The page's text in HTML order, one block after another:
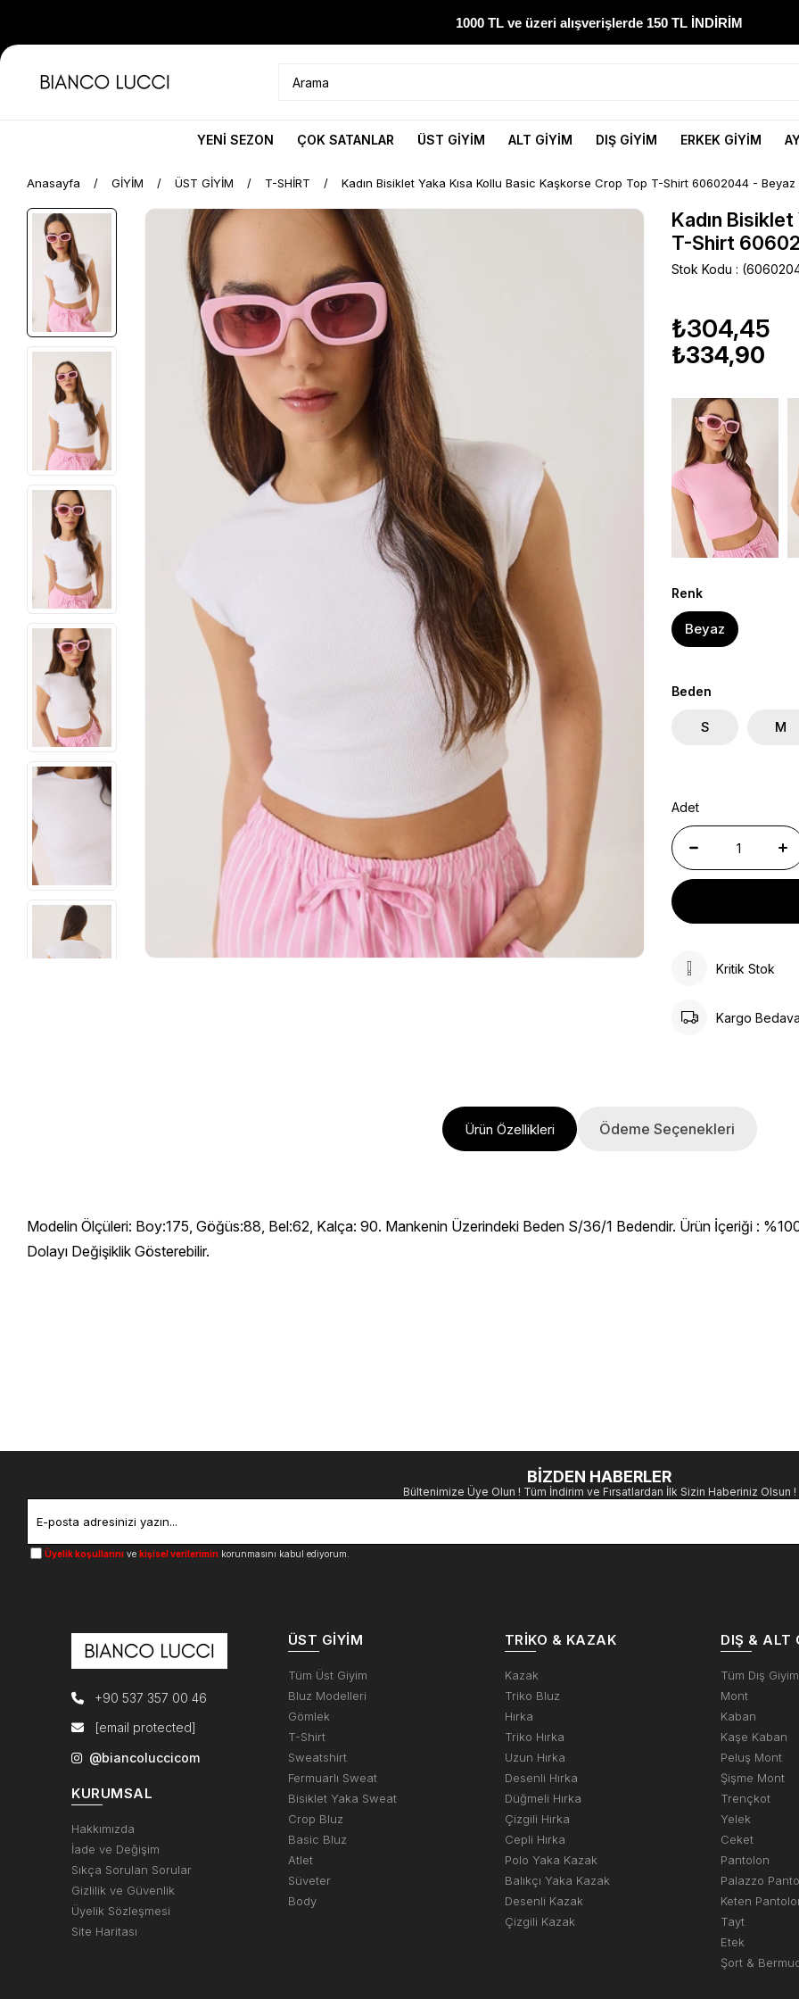
1000 TL ve üzeri alışverişlerde 150 TL İNDİRİM
1000 TL ve üzeri alışverişlerde 150 TL İNDİRİM
YENİ SEZON ÇOK SATANLAR ÜST GİYİM ALT GİYİM DIŞ GİYİM ERKEK GİYİM
Anasayfa GİYİM ÜST GİYİM T-SHİRT Kadın Bisiklet Yaka Kısa Kollu Basic Kaşkorse Crop Top T-Shirt 60602044 - Beyaz
Kadın
T-Shirt
Stok Kodu
₺304,45
₺334,90
Renk
Beyaz
Beden
S M
Adet
Kritik Stok
Kargo
Ürün Özellikleri Ödeme Seçenekleri
Modelin Ölçüleri: Boy:175, Göğüs:88, Bel:62, Kalça: 90. Mankenin Üzerindeki Beden S/36/1 Bedendir. Ürün İçeriği : %100
Dolayı Değişiklik Gösterebilir.
BİZDEN HABERLER
Bültenimize Üye Olun ! Tüm İndirim ve Fırsatlardan İlk Sizin Haberiniz Olsun !
Üyelik koşullarını ve kişisel verilerimin korunmasını kabul ediyorum.
+90 537 357 00 46
[email protected]
@biancoluccicom
KURUMSAL
Hakkımızda
İade ve Değişim
Sıkça Sorulan Sorular
Gizlilik ve Güvenlik
Üyelik Sözleşmesi
Site Haritası
ÜST GIYIM
Tüm Üst Giyim
Bluz Modelleri
Gömlek
T-Shirt
Sweatshirt
Fermuarlı Sweat
Bisiklet Yaka Sweat
Crop Bluz
Basic Bluz
Atlet
Süveter
Body
TRIKO & KAZAK
Kazak
Triko Bluz
Hırka
Triko Hırka
Uzun Hırka
Desenli Hırka
Düğmeli Hırka
Çizgili Hırka
Cepli Hırka
Polo Yaka Kazak
Balıkçı Yaka Kazak
Desenli Kazak
Çizgili Kazak
DIŞ & ALT
Tüm Dış Giyim
Mont
Kaban
Kaşe Kaban
Peluş Mont
Şişme Mont
Trençkot
Yelek
Ceket
Pantolon
Palazzo
Keten
Tayt
Etek
Şort &